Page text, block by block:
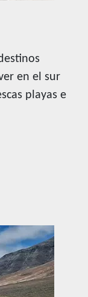
en el sur
playas e